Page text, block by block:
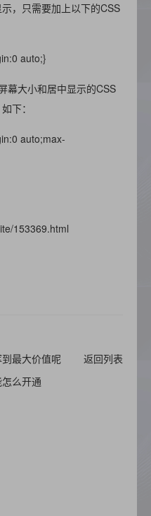
，只需要加上以下的CSS
auto;}
幕大小和居中显示的CSS
下：
auto;max-
153369.html
最大价值呢
返回列表
么开通